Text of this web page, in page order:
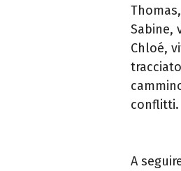
Sabine,
Chloé,
conflitti.
A